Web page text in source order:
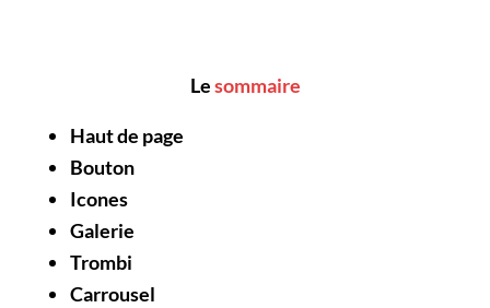
Lesommaire
Haut de page
Bouton
Icones
Galerie
Trombi
Carrousel